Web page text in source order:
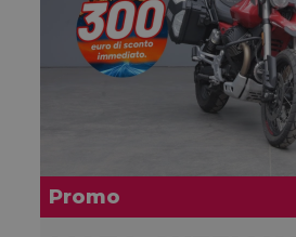
Promo